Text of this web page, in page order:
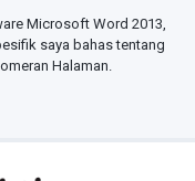
Microsoft Word 2013,
saya bahas tentang
Halaman.